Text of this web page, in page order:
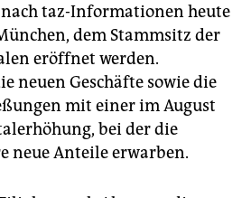
taz-Informationen heute
dem Stammsitz der
eröffnet werden.
neuen Geschäfte sowie die
mit einer im August
bei der die
neue Anteile erwarben.